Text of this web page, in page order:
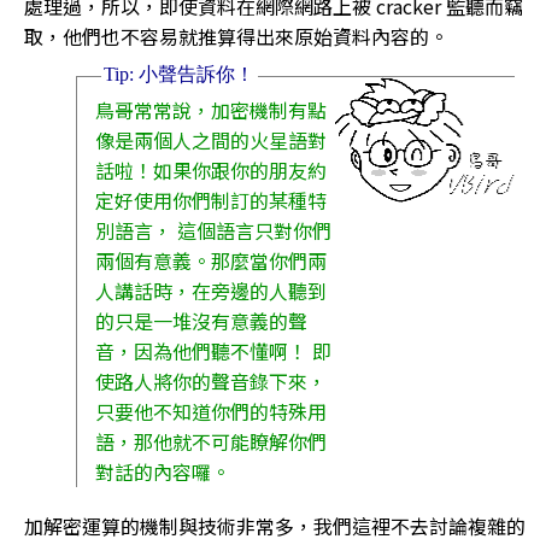
處理過，所以，即使資料在網際網路上被 cracker 監聽而竊
取，他們也不容易就推算得出來原始資料內容的。
鳥哥常常說，加密機制有點
像是兩個人之間的火星語對
話啦！如果你跟你的朋友約
定好使用你們制訂的某種特
別語言， 這個語言只對你們
兩個有意義。那麼當你們兩
人講話時，在旁邊的人聽到
的只是一堆沒有意義的聲
音，因為他們聽不懂啊！ 即
使路人將你的聲音錄下來，
只要他不知道你們的特殊用
語，那他就不可能瞭解你們
對話的內容囉。
加解密運算的機制與技術非常多，我們這裡不去討論複雜的